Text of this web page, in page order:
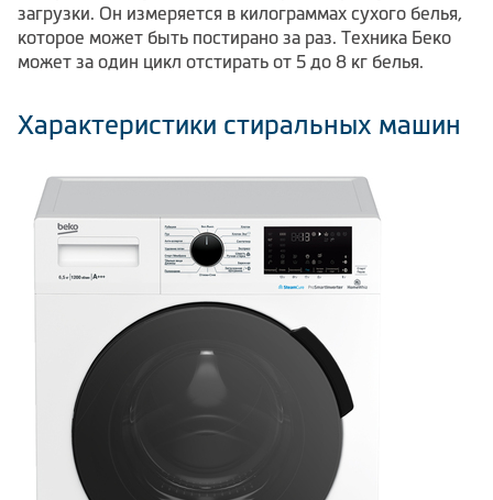
загрузки. Он измеряется в килограммах сухого белья,
которое может быть постирано за раз. Техника Беко
может за один цикл отстирать от 5 до 8 кг белья.
Характеристики стиральных машин